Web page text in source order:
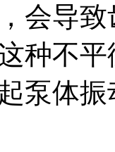
会导
种不
泵体